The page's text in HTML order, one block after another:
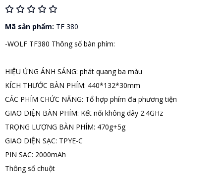
Mã sản phẩm: TF 380
-WOLF TF380 Thông số bàn phím:
HIỆU ỨNG ÁNH SÁNG: phát quang ba màu
KÍCH THƯỚC BÀN PHÍM: 440*132*30mm
CÁC PHÍM CHỨC NĂNG: Tổ hợp phím đa phương tiện
GIAO DIỆN BÀN PHÍM: Kết nối không dây 2.4GHz
TRỌNG LƯỢNG BÀN PHÍM: 470g+5g
GIAO DIỆN SẠC: TPYE-C
PIN SẠC: 2000mAh
Thông số chuột